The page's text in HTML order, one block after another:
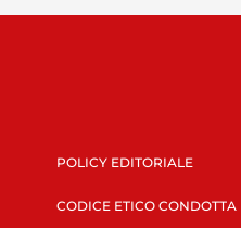
POLICY EDITORIALE
CODICE ETICO CONDOTTA